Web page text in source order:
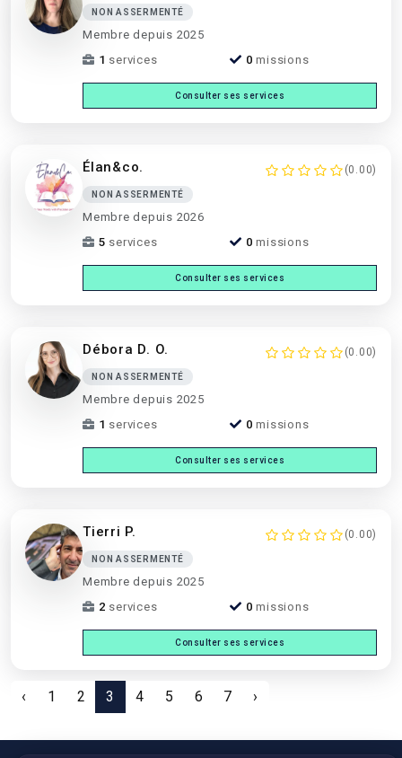
NON ASSERMENTÉ
Membre depuis 2025
1 services 0 missions
Consulter ses services
Élan&co. (0.00)
NON ASSERMENTÉ
Membre depuis 2026
5 services 0 missions
Consulter ses services
Débora D. O. (0.00)
NON ASSERMENTÉ
Membre depuis 2025
1 services 0 missions
Consulter ses services
Tierri P. (0.00)
NON ASSERMENTÉ
Membre depuis 2025
2 services 0 missions
Consulter ses services
‹ 1 2 3 4 5 6 7 ›